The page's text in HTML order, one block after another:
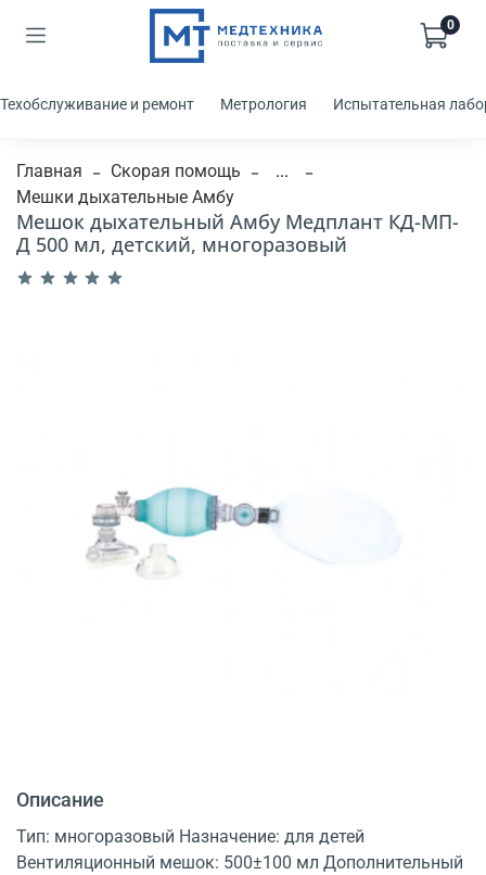
0
Техобслуживание и ремонт Метрология Испытательная
Главная Скорая помощь
...
Мешки дыхательные Амбу
Мешок дыхательный Амбу Медплант КД-МП-
Д 500 мл, детский, многоразовый
Описание
Тип: многоразовый Назначение: для детей
Вентиляционный мешок: 500±100 мл Дополнительный